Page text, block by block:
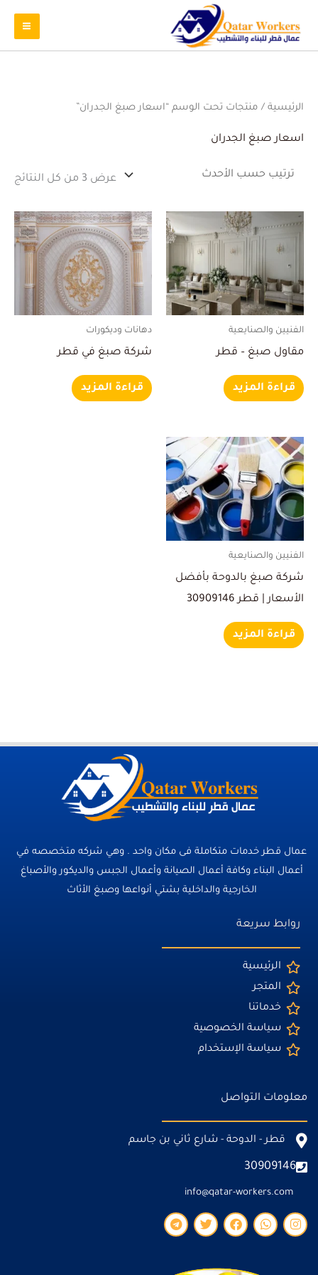
الرئيسية / منتجات تحت الوسم “اسعار صبغ الجدران”
اسعار صبغ الجدران
عرض ⁦3⁩ من كل النتائج
الفنيين والصنايعية
مقاول صبغ – قطر
قراءة المزيد
دهانات وديكورات
شركة صبغ في قطر
قراءة المزيد
الفنيين والصنايعية
شركة صبغ بالدوحة بأفضل
الأسعار | قطر 30909146
قراءة المزيد
عمال قطر خدمات متكاملة فى مكان واحد . وهي شركه متخصصه في
أعمال البناء وكافة أعمال الصيانة وأعمال الجبس والديكور والأصباغ
الخارجية والداخلية بشتي أنواعها وصبغ الأثاث
روابط سريعة
الرئيسية
المتجر
خدماتنا
سياسة الخصوصية
سياسة الإستخدام
معلومات التواصل
قطر - الدوحة - شارع ثاني بن جاسم
30909146
info@qatar-workers.com
I
n
W
h
F
a
T
w
T
e